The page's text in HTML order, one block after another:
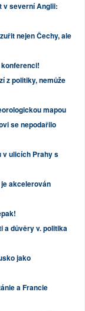
v severní Anglii:
nejen Čechy, ale
z politiky, nemůže
mapou
se nepodařilo
v ulicích Prahy s
akcelerován
a důvěry v. politika
jako
a Francie